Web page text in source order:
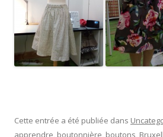
Cette entrée a été publiée dans
apprendre boutonnière boutons